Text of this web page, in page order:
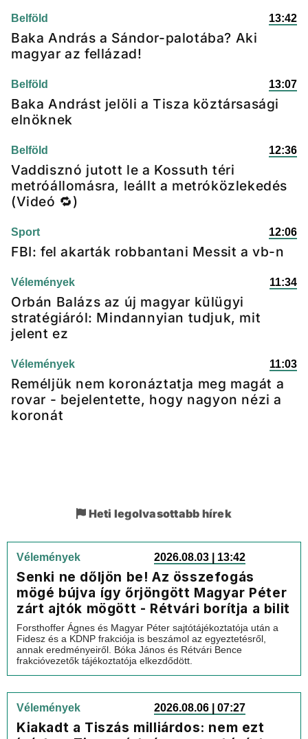
Belföld 13:42
Baka András a Sándor-palotába? Aki
magyar az fellázad!
Belföld 13:07
Baka Andrást jelöli a Tisza köztársasági
elnöknek
Belföld 12:36
Vaddisznó jutott le a Kossuth téri
metróállomásra, leállt a metróközlekedés
(Videó 🔁)
Sport 12:06
FBI: fel akarták robbantani Messit a vb-n
Vélemények 11:34
Orbán Balázs az új magyar külügyi
stratégiáról: Mindannyian tudjuk, mit
jelent ez
Vélemények 11:03
Reméljük nem koronáztatja meg magát a
rovar - bejelentette, hogy nagyon nézi a
koronát
Heti legolvasottabb hírek
Vélemények 2026.08.03 | 13:42
Senki ne dőljön be! Az összefogás
mögé bújva így őrjöngött Magyar Péter
zárt ajtók mögött - Rétvári borítja a bilit
Forsthoffer Ágnes és Magyar Péter sajtótájékoztatója után a
Fidesz és a KDNP frakciója is beszámol az egyeztetésről,
annak eredményeiről. Bóka János és Rétvári Bence
frakcióvezetők tájékoztatója elkezdődött.
Vélemények 2026.08.06 | 07:27
Kiakadt a Tiszás milliárdos: nem ezt